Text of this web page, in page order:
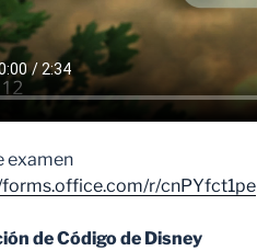
examen
r/cnPYfct1pe
de Código de Disney